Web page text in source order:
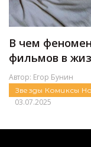
В чем
фильмов в
Автор: Егор Бунин
Звезды Комиксы
03.07.2025